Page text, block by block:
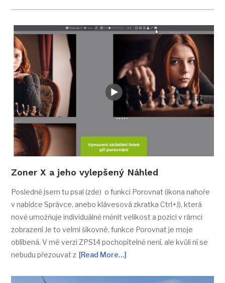
Zoner X a jeho vylepšený Náhled
Posledně jsem tu psal (zde) o funkci Porovnat (ikona nahoře
v nabídce Správce, anebo klávesová zkratka Ctrl+J), která
nově umožňuje individuálně měnit velikost a pozici v rámci
zobrazení Je to velmi šikovné, funkce Porovnat je moje
oblíbená. V mé verzi ZPS14 pochopitelně není, ale kvůli ní se
nebudu přezouvat z [Read More…]